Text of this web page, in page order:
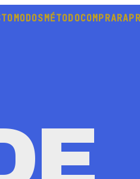
MODOSMÉTODOCOMPRAR